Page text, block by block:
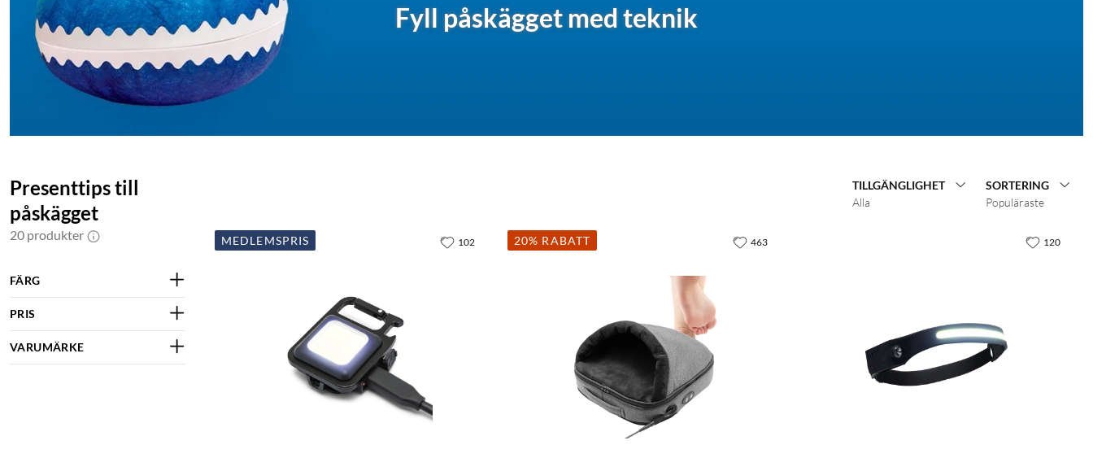
Fyll påskägget med teknik
Presenttips till
påskägget
20 produkter
FÄRG
PRIS
VARUMÄRKE
TILLGÄNGLIGHET
Alla
SORTERING
Populäraste
MEDLEMSPRIS 102 20% RABATT 463 120